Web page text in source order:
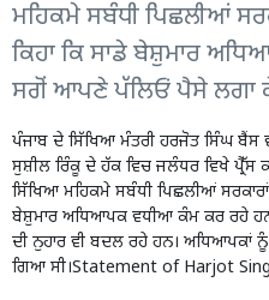
ਮਹਿਕਮੇ ਸਬੰਧੀ ਪਿਛਲੀਆਂ
ਕਿਹਾ ਕਿ ਸਾਡੇ ਬੇਸ਼ੁਮਾਰ
ਸਗੋਂ ਆਪਣੇ ਪੱਲਿਓਂ ਪੈਸੇ ਲਗਾ
ਪੰਜਾਬ ਦੇ ਸਿੱਖਿਆ ਮੰਤਰੀ ਹਰਜੋਤ ਸਿੰਘ
ਸੁਸ਼ੀਲ ਰਿੰਕੂ ਦੇ ਹੱਕ ਵਿਚ ਜਲੰਧਰ ਵਿਖੇ ਪ੍ਰੈੱਸ
ਸਿੱਖਿਆ ਮਹਿਕਮੇ ਸਬੰਧੀ ਪਿਛਲੀਆਂ ਸਰਕਾਰਾਂ
ਬੇਸ਼ੁਮਾਰ ਅਧਿਆਪਕ ਵਧੀਆ ਕੰਮ ਕਰ ਰਹੇ
ਦੀ ਨੁਹਾਰ ਵੀ ਬਦਲ ਰਹੇ ਹਨ। ਅਧਿਆਪਕਾਂ
ਗਿਆ ਸੀ।Statement of Harjot